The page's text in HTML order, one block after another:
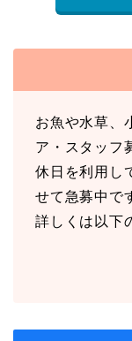
お魚や水草、
ア・スタッフ
休日を利用し
せて急募中で
詳しくは以下